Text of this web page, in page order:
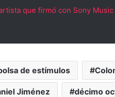
que firmó con Sony
de estímulos
Jiménez décimo